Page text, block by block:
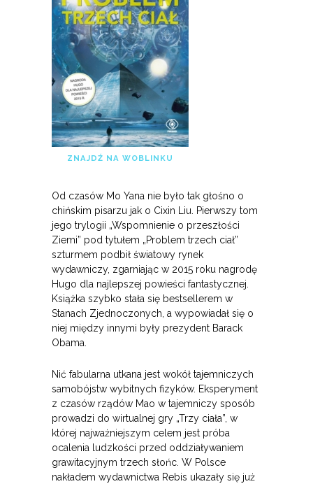
ZNAJDŹ NA WOBLINKU
Od czasów Mo Yana nie było tak głośno o
chińskim pisarzu jak o Cixin Liu. Pierwszy tom
jego trylogii „Wspomnienie o przeszłości
Ziemi” pod tytułem „Problem trzech ciał”
szturmem podbił światowy rynek
wydawniczy, zgarniając w 2015 roku nagrodę
Hugo dla najlepszej powieści fantastycznej.
Książka szybko stała się bestsellerem w
Stanach Zjednoczonych, a wypowiadał się o
niej między innymi były prezydent Barack
Obama.
Nić fabularna utkana jest wokół tajemniczych
samobójstw wybitnych fizyków. Eksperyment
z czasów rządów Mao w tajemniczy sposób
prowadzi do wirtualnej gry „Trzy ciała”, w
której najważniejszym celem jest próba
ocalenia ludzkości przed oddziaływaniem
grawitacyjnym trzech słońc. W Polsce
nakładem wydawnictwa Rebis ukazały się już